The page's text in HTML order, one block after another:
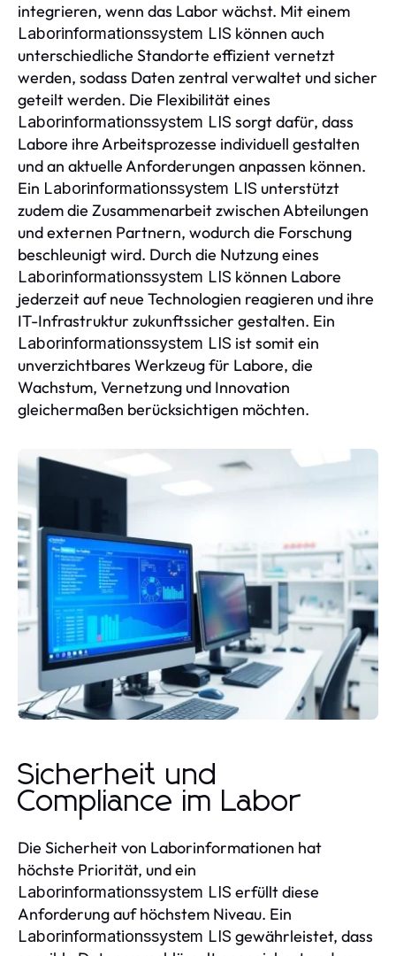
integrieren, wenn das Labor wächst. Mit einem
Laborinformationssystem LIS können auch
unterschiedliche Standorte effizient vernetzt
werden, sodass Daten zentral verwaltet und sicher
geteilt werden. Die Flexibilität eines
Laborinformationssystem LIS sorgt dafür, dass
Labore ihre Arbeitsprozesse individuell gestalten
und an aktuelle Anforderungen anpassen können.
Ein Laborinformationssystem LIS unterstützt
zudem die Zusammenarbeit zwischen Abteilungen
und externen Partnern, wodurch die Forschung
beschleunigt wird. Durch die Nutzung eines
Laborinformationssystem LIS können Labore
jederzeit auf neue Technologien reagieren und ihre
IT-Infrastruktur zukunftssicher gestalten. Ein
Laborinformationssystem LIS ist somit ein
unverzichtbares Werkzeug für Labore, die
Wachstum, Vernetzung und Innovation
gleichermaßen berücksichtigen möchten.
Sicherheit und
Compliance im Labor
Die Sicherheit von Laborinformationen hat
höchste Priorität, und ein
Laborinformationssystem LIS erfüllt diese
Anforderung auf höchstem Niveau. Ein
Laborinformationssystem LIS gewährleistet, dass